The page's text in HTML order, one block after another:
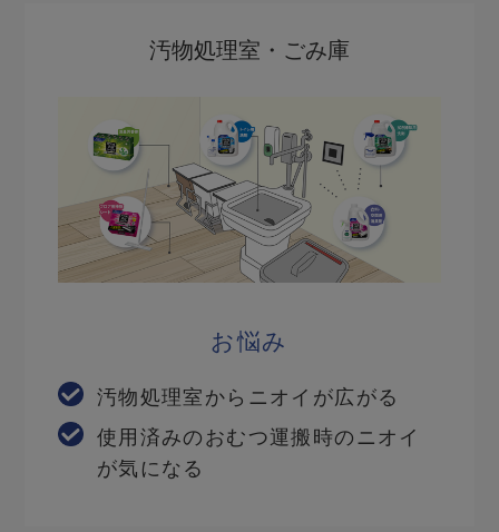
汚物処理室・ごみ庫
お悩み
汚物処理室からニオイが広がる
使用済みのおむつ運搬時のニオイ
が気になる